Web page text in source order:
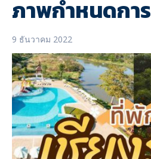
ภาพกำหนดการ
9 ธันวาคม 2022